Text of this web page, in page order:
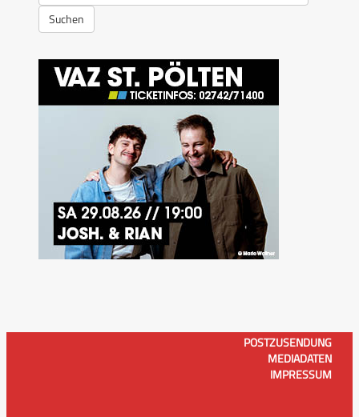
Suchen
POSTZUSENDUNG
MEDIADATEN
IMPRESSUM